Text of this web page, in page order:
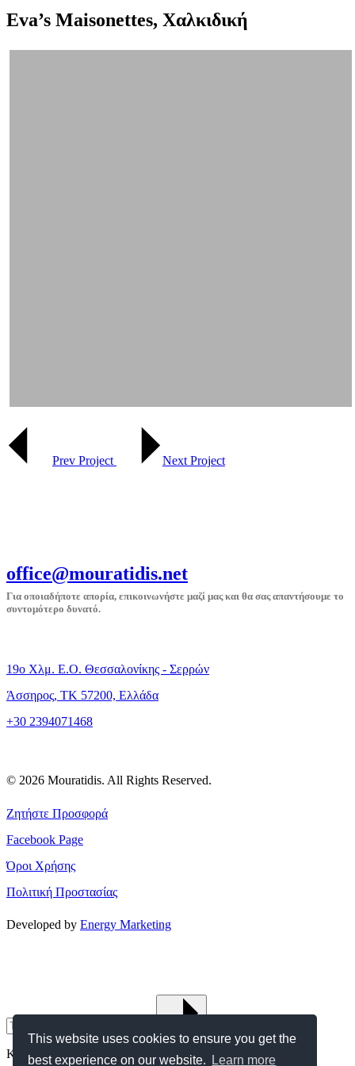
This website uses cookies to ensure you get the
best experience on our website.
Learn more
Eva’s Maisonettes, Χαλκιδική
Prev Project Next Project
office@mouratidis.net
Για οποιαδήποτε απορία, επικοινωνήστε μαζί μας και θα σας απαντήσουμε το
συντομότερο δυνατό.
19o Χλμ. Ε.Ο. Θεσσαλονίκης - Σερρών
Άσσηρος, TK 57200, Eλλάδα
+30 2394071468
© 2026 Mouratidis. All Rights Reserved.
Ζητήστε Προσφορά
Facebook Page
Όροι Χρήσης
Πολιτική Προστασίας
Developed by Energy Marketing
Keyword suggestion: Building, Residence